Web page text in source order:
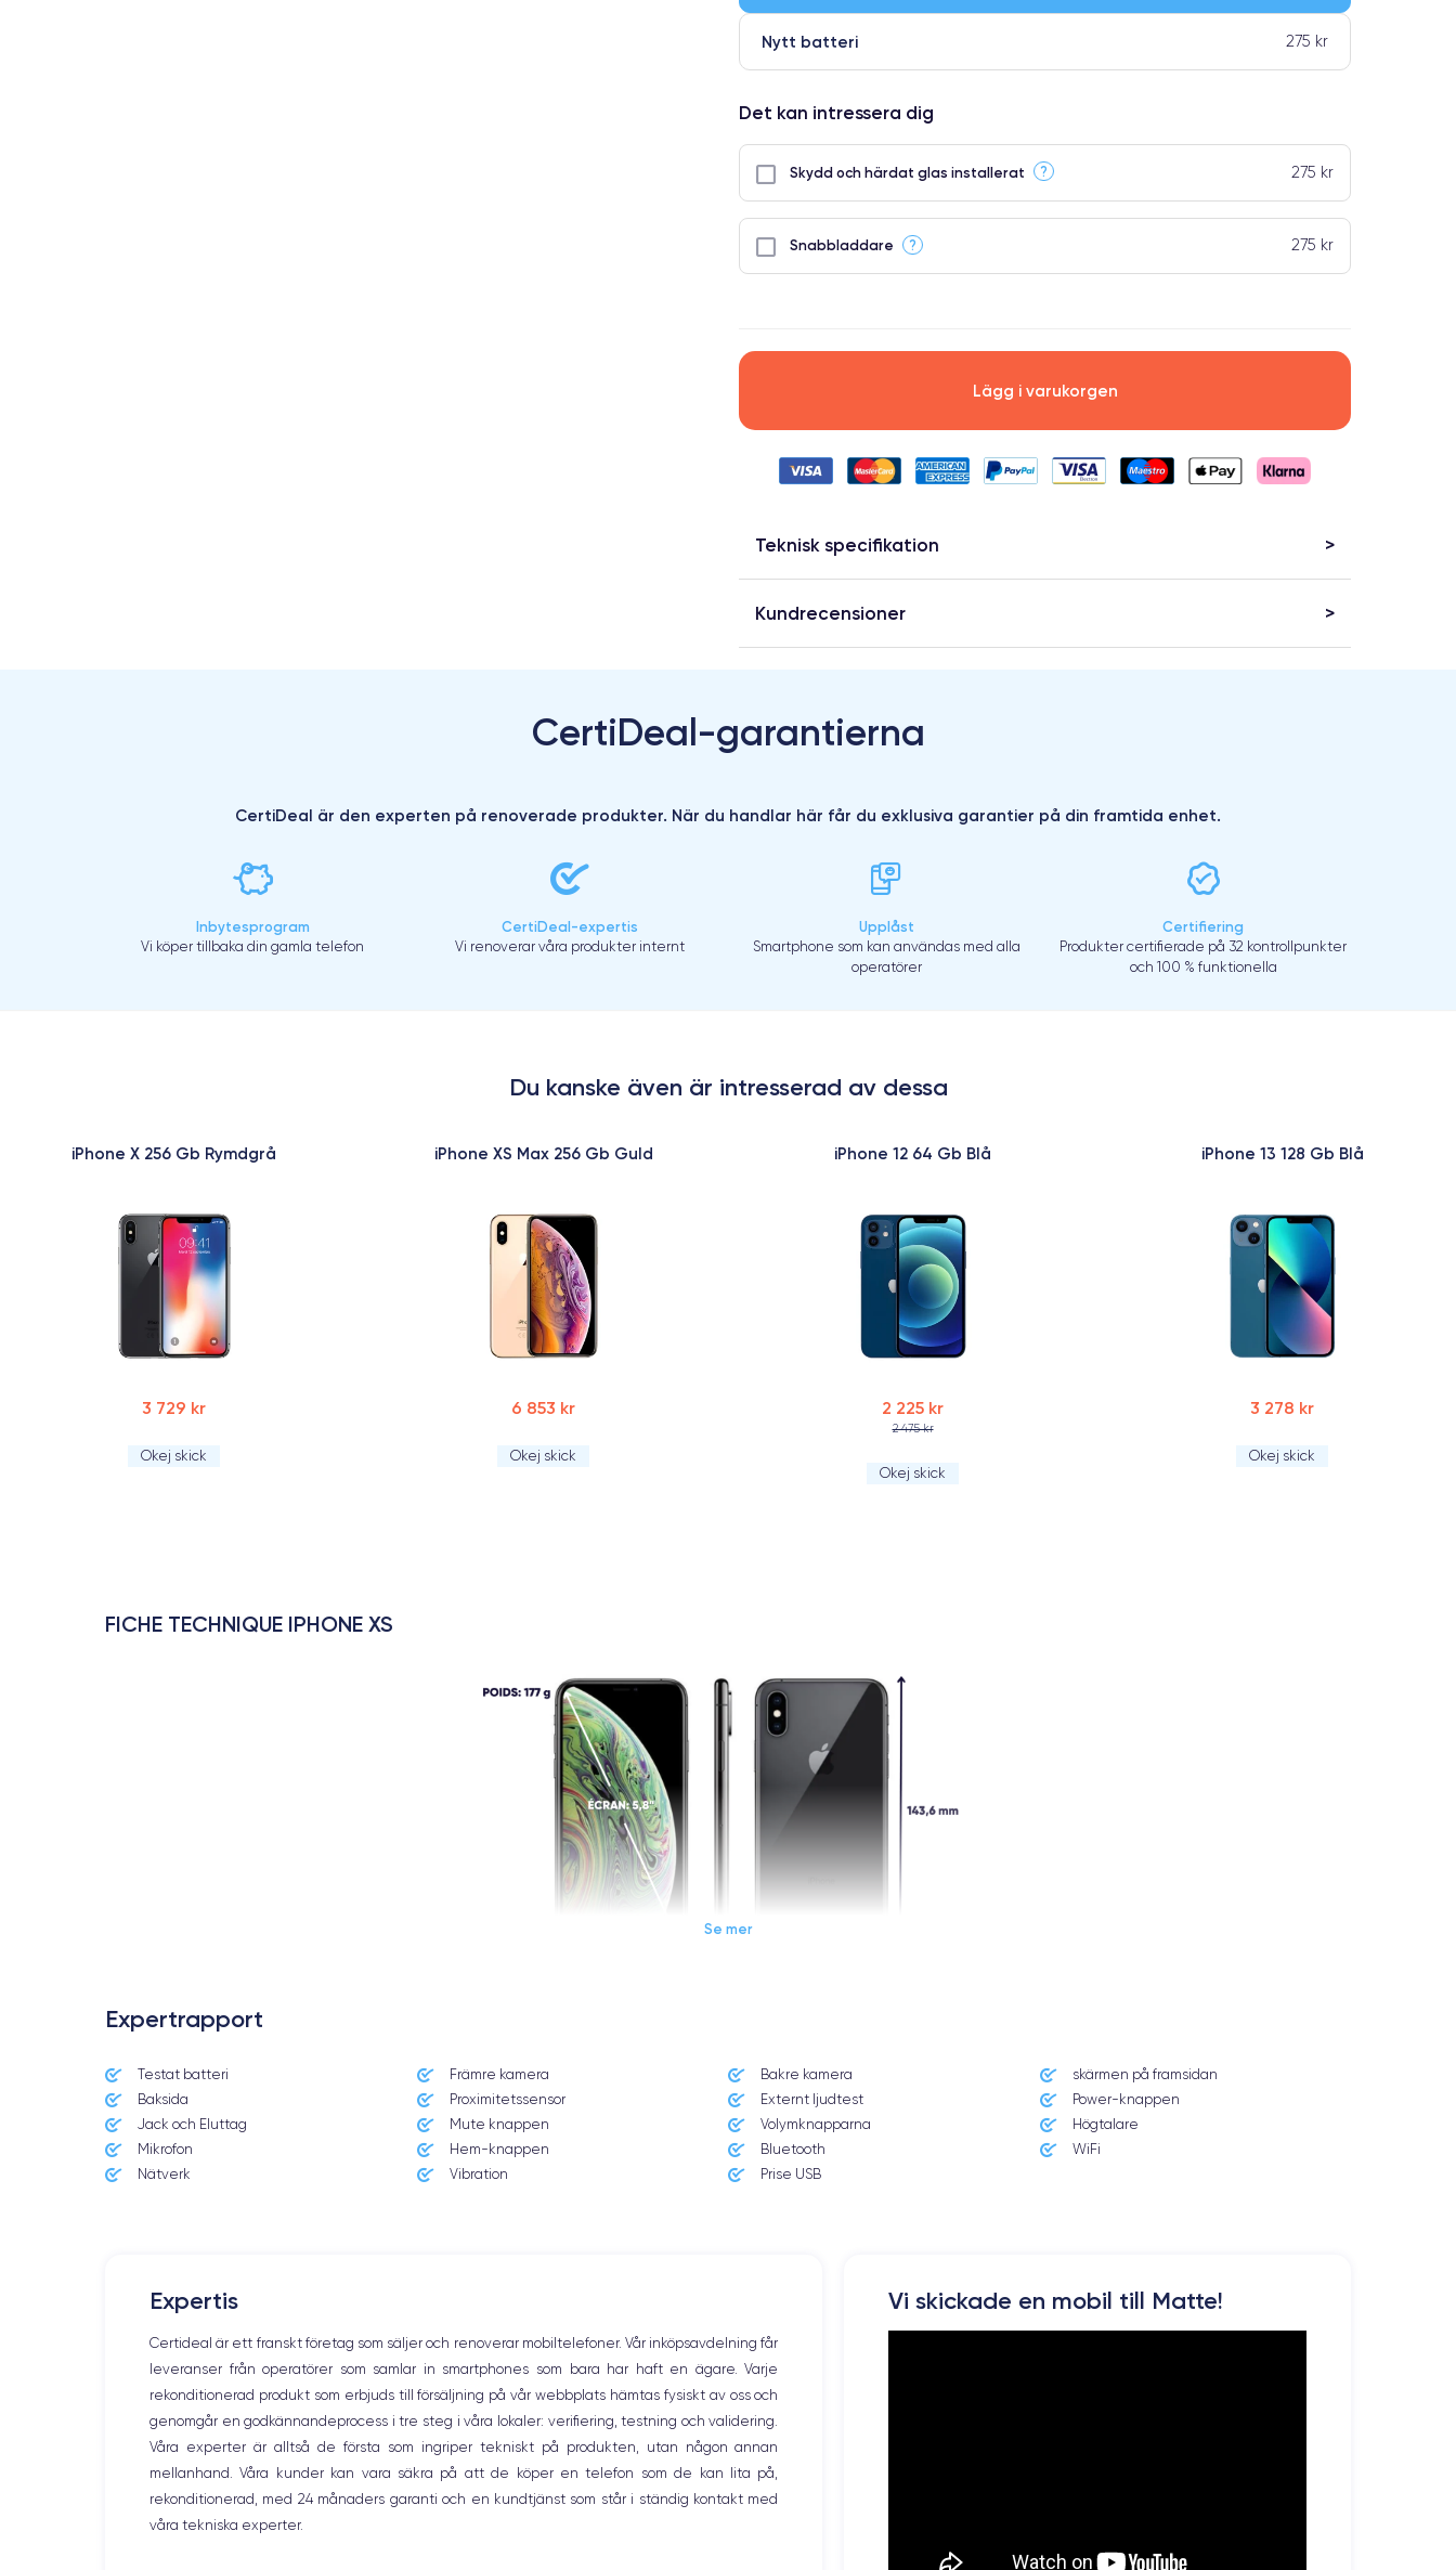
Nytt batteri 275 kr
Det kan intressera dig
Skydd och härdat glas installerat ? 275 kr
Snabbladdare ? 275 kr
Lägg i varukorgen
Teknisk specifikation
Kundrecensioner
CertiDeal-garantierna
CertiDeal är den experten på renoverade produkter. När du handlar här får du exklusiva garantier på din framtida enhet.
Inbytesprogram
Vi köper tillbaka din gamla telefon
CertiDeal-expertis
Vi renoverar våra produkter internt
Upplåst
Smartphone som kan användas med alla
operatörer
Certifiering
Produkter certifierade på 32 kontrollpunkter
och 100 % funktionella
Du kanske även är intresserad av dessa
iPhone X 256 Gb Rymdgrå
3 729 kr
Okej skick
iPhone XS Max 256 Gb Guld
6 853 kr
Okej skick
iPhone 12 64 Gb Blå
2 225 kr
2 475 kr
Okej skick
iPhone 13 128 Gb Blå
3 278 kr
Okej skick
FICHE TECHNIQUE IPHONE XS
Date de sortie
12/09/2018
Système exploit.
iOS (iOS 16)
Dimensions
143.6×70.9×7.7 mm
Poids
177 g
4 GO
Apple A12 Bionic
Nombre de cœurs
6
Nom GPU
GPU 4 cœurs
Fréq. processeur
2.24 GHz
Caméra Caméra Frontale
Se mer
Expertrapport
Testat batteri Främre kamera Bakre kamera
skärmen på framsidan
Baksida
Proximitetssensor Externt ljudtest
Power-knappen
Jack och Eluttag
Mute knappen Volymknapparna
Högtalare
Mikrofon
Hem-knappen Bluetooth
WiFi
Nätverk
Vibration Prise USB
Expertis
Certideal är ett franskt företag som säljer och renoverar mobiltelefoner. Vår inköpsavdelning får
leveranser från operatörer som samlar in smartphones som bara har haft en ägare. Varje
rekonditionerad produkt som erbjuds till försäljning på vår webbplats hämtas fysiskt av oss och
genomgår en godkännandeprocess i tre steg i våra lokaler: verifiering, testning och validering.
Våra experter är alltså de första som ingriper tekniskt på produkten, utan någon annan
mellanhand. Våra kunder kan vara säkra på att de köper en telefon som de kan lita på,
rekonditionerad, med 24 månaders garanti och en kundtjänst som står i ständig kontakt med
våra tekniska experter.
Vi skickade en mobil till Matte!